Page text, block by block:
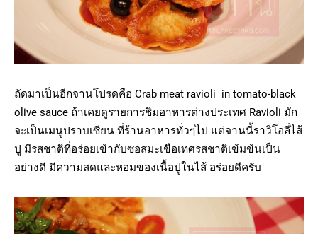
ถัดมาเป็นอีกจานโปรดคือ Crab meat ravioli in tomato-black
olive sauce ถ้าเคยดูรายการชิมอาหารต่างประเทศ Ravioli มัก
จะเป็นเมนูปราบเซียน ที่ร้านอาหารทั่วๆไป แต่จานนี้ราวิโอลี่ไส้
ปู มีรสชาติที่อร่อยเข้ากับซอสมะเขือเทศรสชาติเข้มข้นเป็น
อย่างดี มีความสดและหอมของเนื้อปูในไส้ อร่อยดีครับ